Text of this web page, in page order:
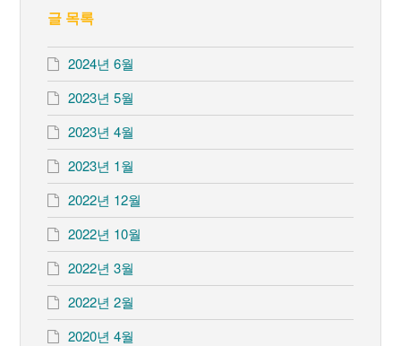
글 목록
2024년 6월
2023년 5월
2023년 4월
2023년 1월
2022년 12월
2022년 10월
2022년 3월
2022년 2월
2020년 4월